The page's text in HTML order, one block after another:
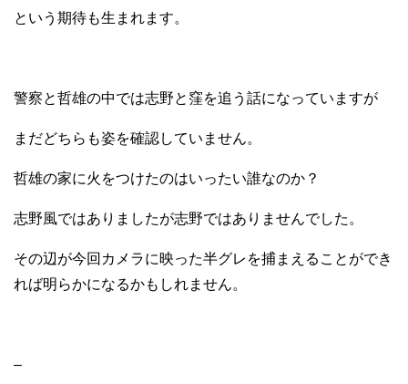
という期待も生まれます。
警察と哲雄の中では志野と窪を追う話になっていますが
まだどちらも姿を確認していません。
哲雄の家に火をつけたのはいったい誰なのか？
志野風ではありましたが志野ではありませんでした。
その辺が今回カメラに映った半グレを捕まえることができ
れば明らかになるかもしれません。
–